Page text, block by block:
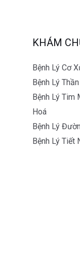
KHÁM
Bệnh Lý Cơ
Bệnh Lý
Bệnh Lý Tim
Hoá
Bệnh Lý
Bệnh Lý Tiết